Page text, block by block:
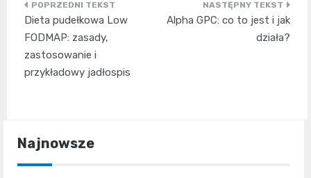
Nawigacja
wpisu
Dieta pudełkowa Low
FODMAP: zasady,
zastosowanie i
przykładowy jadłospis
Alpha GPC: co to jest i jak
działa?
Najnowsze